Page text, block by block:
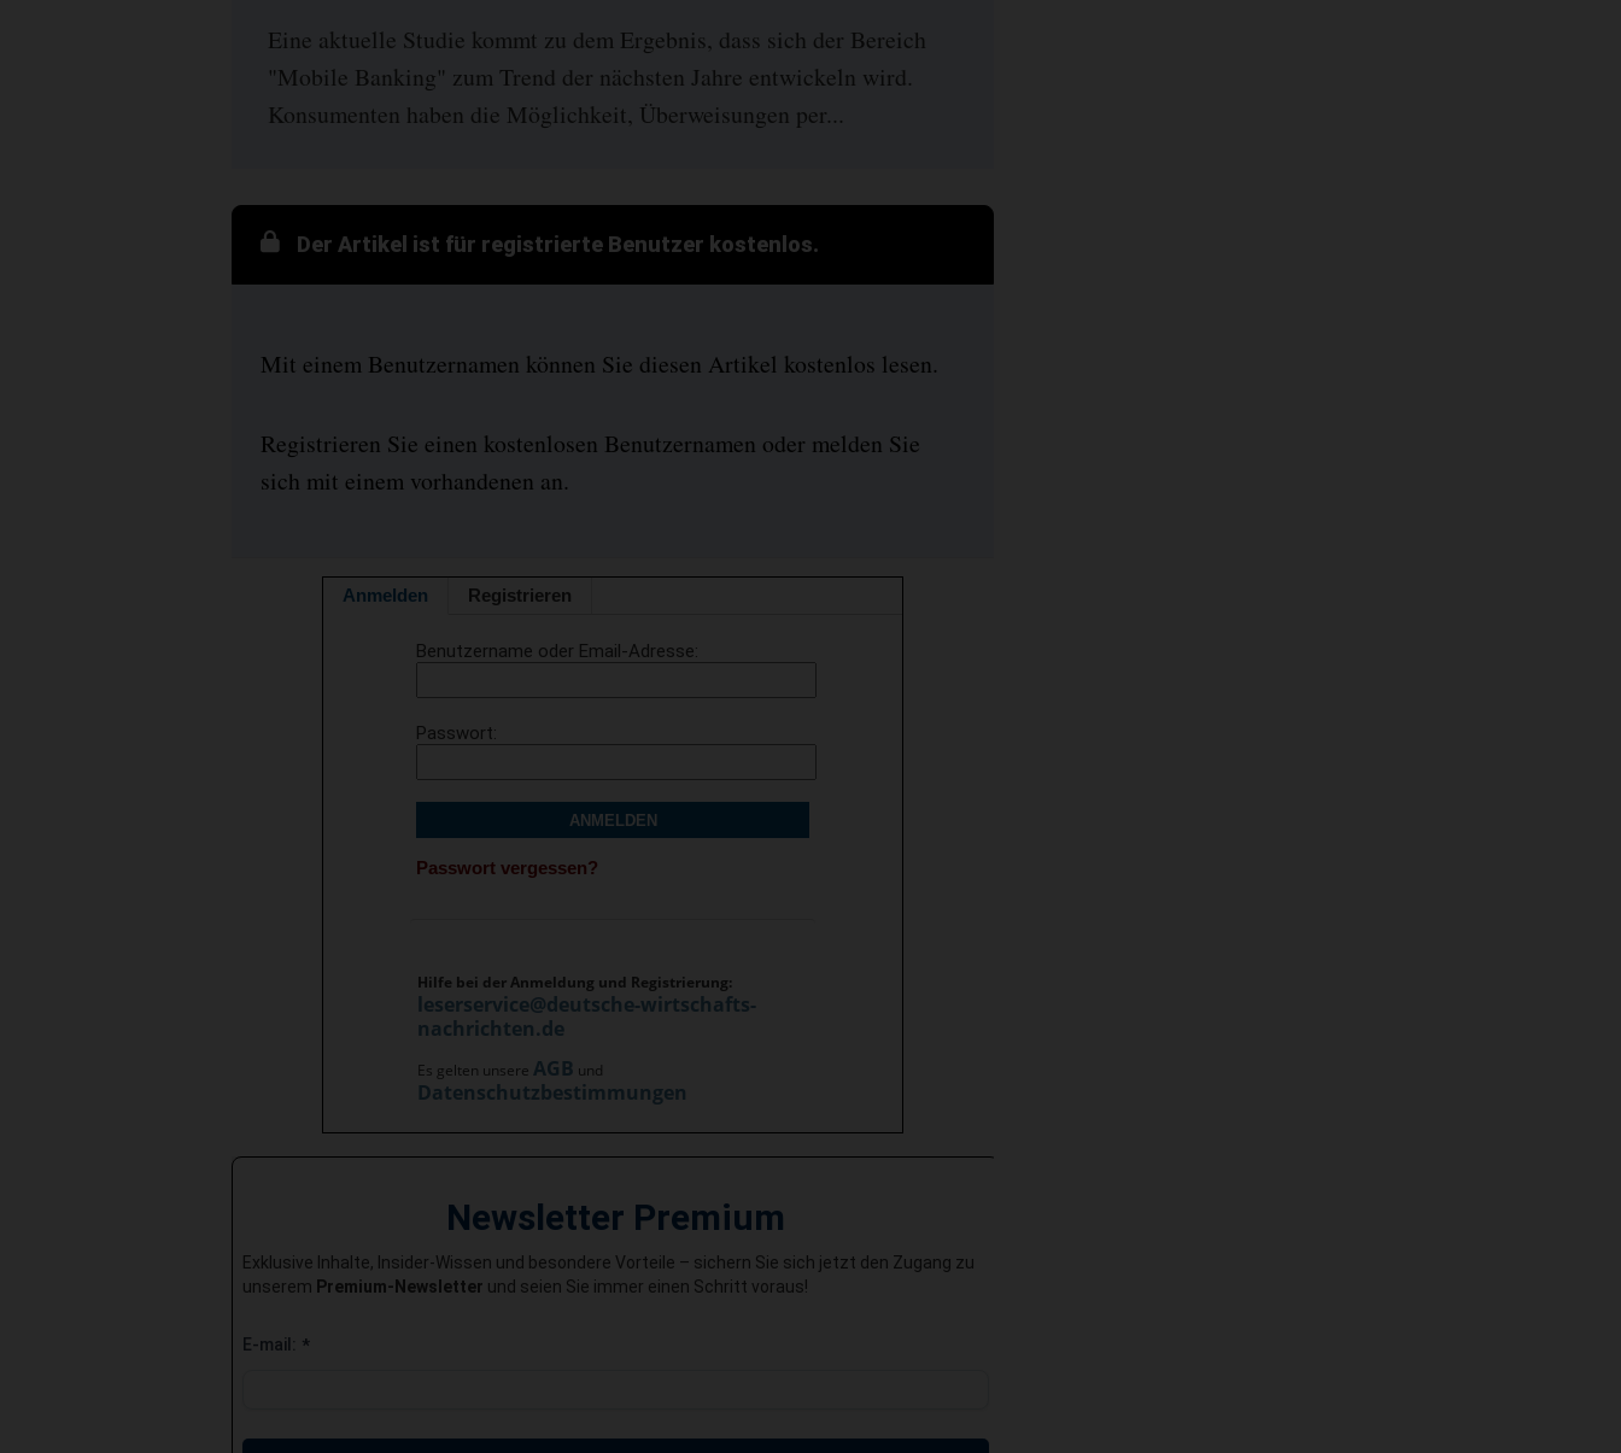
Eine aktuelle Studie kommt zu dem Ergebnis, dass sich der Bereich
"Mobile Banking" zum Trend der nächsten Jahre entwickeln wird.
Konsumenten haben die Möglichkeit, Überweisungen per...
Der Artikel ist für registrierte Benutzer kostenlos.
Mit einem Benutzernamen können Sie diesen Artikel kostenlos lesen.
Registrieren Sie einen kostenlosen Benutzernamen oder melden Sie
sich mit einem vorhandenen an.
Anmelden Registrieren
Benutzername oder Email-Adresse
Passwort
ANMELDEN
Passwort vergessen?
Hilfe bei der Anmeldung und Registrierung:
leserservice@deutsche-wirtschafts-
nachrichten.de
Es gelten unsere AGB und
Datenschutzbestimmungen
Newsletter Premium
Exklusive Inhalte, Insider-Wissen und besondere Vorteile – sichern Sie sich jetzt den Zugang zu
unserem Premium-Newsletter und seien Sie immer einen Schritt voraus!
E-mail: *